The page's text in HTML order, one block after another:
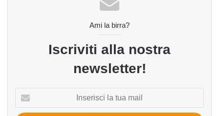
Ami la birra?
Iscriviti alla nostra
newsletter!
tua